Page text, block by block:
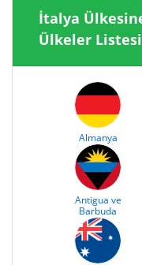
İtalya Ülkesine Vizesiz Giriş Yapan
Ülkeler Listesi
Almanya
Antigua ve
Barbuda